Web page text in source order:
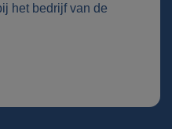
het bedrijf van de